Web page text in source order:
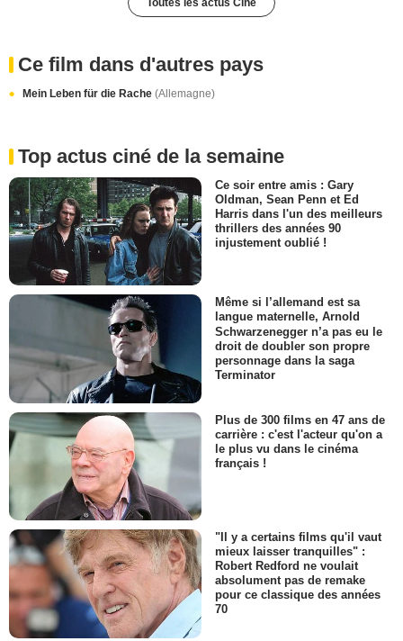
Toutes les actus Ciné
Ce film dans d'autres pays
Mein Leben für die Rache (Allemagne)
Top actus ciné de la semaine
Ce soir entre amis : Gary
Oldman, Sean Penn et Ed
Harris dans l'un des meilleurs
thrillers des années 90
injustement oublié !
Même si l’allemand est sa
langue maternelle, Arnold
Schwarzenegger n’a pas eu le
droit de doubler son propre
personnage dans la saga
Terminator
Plus de 300 films en 47 ans de
carrière : c'est l'acteur qu'on a
le plus vu dans le cinéma
français !
"Il y a certains films qu'il vaut
mieux laisser tranquilles" :
Robert Redford ne voulait
absolument pas de remake
pour ce classique des années
70